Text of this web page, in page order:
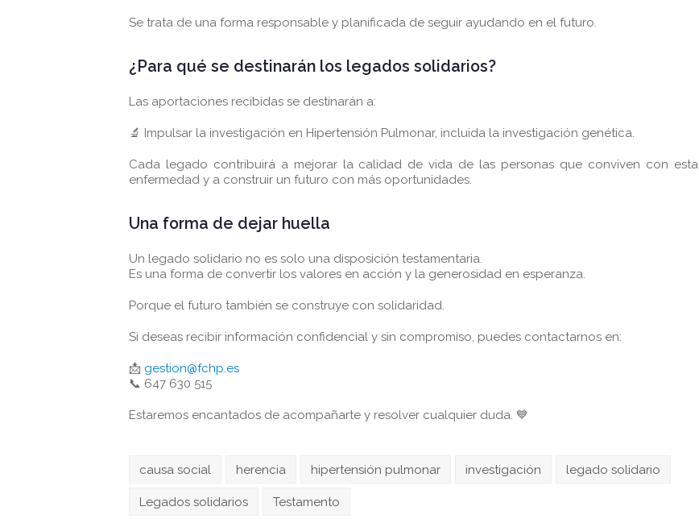
Se trata de una forma responsable y planificada de seguir ayudando en el futuro.
¿Para qué se destinarán los legados solidarios?
Las aportaciones recibidas se destinarán a:
🔬 Impulsar la investigación en Hipertensión Pulmonar, incluida la investigación genética.
Cada legado contribuirá a mejorar la calidad de vida de las personas que conviven con esta
enfermedad y a construir un futuro con más oportunidades.
Una forma de dejar huella
Un legado solidario no es solo una disposición testamentaria.
Es una forma de convertir los valores en acción y la generosidad en esperanza.
Porque el futuro también se construye con solidaridad.
Si deseas recibir información confidencial y sin compromiso, puedes contactarnos en:
📩 gestion@fchp.es
📞 647 630 515
Estaremos encantados de acompañarte y resolver cualquier duda. 💙
causa social herencia hipertensión pulmonar investigación legado solidario
Legados solidarios Testamento